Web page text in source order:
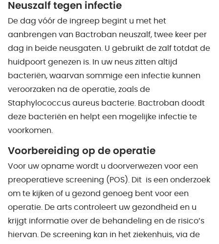
Neuszalf tegen infectie
De dag vóór de ingreep begint u met het
aanbrengen van Bactroban neuszalf, twee keer per
dag in beide neusgaten. U gebruikt de zalf totdat de
huidpoort genezen is. In uw neus zitten altijd
bacteriën, waarvan sommige een infectie kunnen
veroorzaken na de operatie, zoals de
Staphylococcus aureus bacterie. Bactroban doodt
deze bacteriën en helpt een mogelijke infectie te
voorkomen.
Voorbereiding op de operatie
Voor uw opname wordt u doorverwezen voor een
preoperatieve screening (POS). Dit is een onderzoek
om te kijken of u gezond genoeg bent voor een
operatie. De arts controleert uw gezondheid en u
krijgt informatie over de behandeling en de risico’s
hiervan. De screening kan in het ziekenhuis, via de